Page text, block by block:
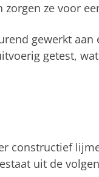
ze voor
gewerkt aan
getest,
constructief
uit de